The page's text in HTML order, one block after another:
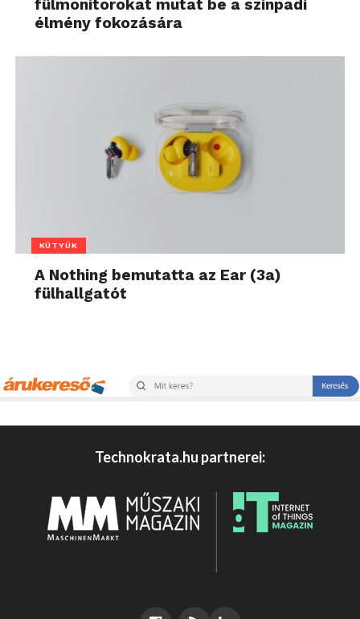
fülmonitorokat mutat be a színpadi
élmény fokozására
KÜTYÜK
A Nothing bemutatta az Ear (3a)
fülhallgatót
Technokrata.hu partnerei: